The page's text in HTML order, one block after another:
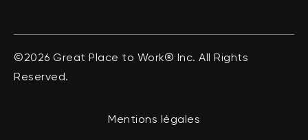
©2026 Great Place to Work® Inc. All Rights
Reserved.
Mentions légales